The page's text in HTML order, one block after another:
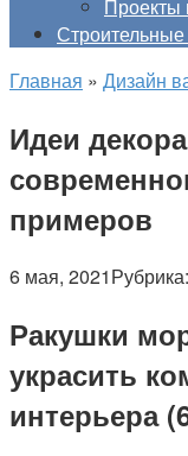
Проекты
Главная » Дизайн
Идеи
примеров
6 мая, 2021Рубрика:
Ракушки
украсить
интерьера